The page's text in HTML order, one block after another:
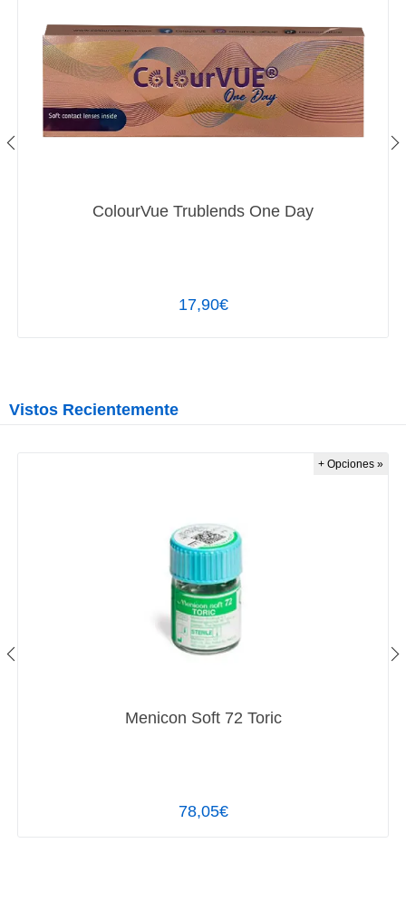
ColourVue Trublends One Day
17,90€
Vistos Recientemente
Menicon Soft 72 Toric
78,05€
+ Opciones »